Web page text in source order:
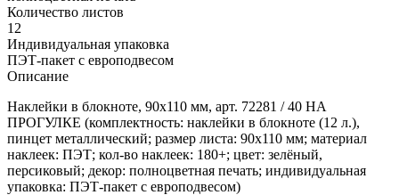
Количество листов
12
Индивидуальная упаковка
ПЭТ-пакет с европодвесом
Описание
Наклейки в блокноте, 90х110 мм, арт. 72281 / 40 НА
ПРОГУЛКЕ (комплектность: наклейки в блокноте (12 л.),
пинцет металлический; размер листа: 90х110 мм; материал
наклеек: ПЭТ; кол-во наклеек: 180+; цвет: зелёный,
персиковый; декор: полноцветная печать; индивидуальная
упаковка: ПЭТ-пакет с европодвесом)